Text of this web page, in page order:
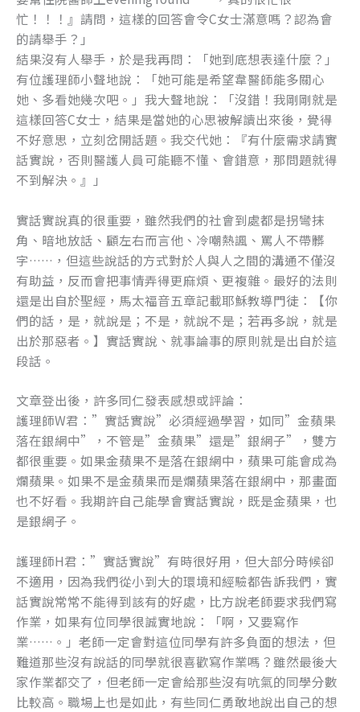
忙！！！』請問，這樣的回答會令C女士滿意嗎？認為會
的請舉手？」
結果沒有人舉手，於是我再問：「她到底想表達什麼？」
有位護理師小聲地說：「她可能是希望韋醫師能多關心
她、多看她幾次吧。」我大聲地說：「沒錯！我剛剛就是
這樣回答C女士，結果是當她的心思被解讀出來後，覺得
不好意思，立刻岔開話題。我交代她：『有什麼需求請實
話實說，否則醫護人員可能聽不懂、會錯意，那問題就得
不到解決。』」
實話實說真的很重要，雖然我們的社會到處都是拐彎抹
角、暗地放話、顧左右而言他、冷嘲熱諷、罵人不帶髒
字……，但這些說話的方式對於人與人之間的溝通不僅沒
有助益，反而會把事情弄得更麻煩、更複雜。最好的法則
還是出自於聖經，馬太福音五章記載耶穌教導門徒：【你
們的話，是，就說是；不是，就說不是；若再多說，就是
出於那惡者。】實話實說、就事論事的原則就是出自於這
段話。
文章登出後，許多同仁發表感想或評論：
護理師W君：”實話實說”必須經過學習，如同”金蘋果
落在銀網中”，不管是”金蘋果”還是”銀網子”，雙方
都很重要。如果金蘋果不是落在銀網中，蘋果可能會成為
爛蘋果。如果不是金蘋果而是爛蘋果落在銀網中，那畫面
也不好看。我期許自己能學會實話實說，既是金蘋果，也
是銀網子。
護理師H君：”實話實說”有時很好用，但大部分時候卻
不適用，因為我們從小到大的環境和經驗都告訴我們，實
話實說常常不能得到該有的好處，比方說老師要求我們寫
作業，如果有位同學很誠實地說：「啊，又要寫作
業……。」老師一定會對這位同學有許多負面的想法，但
難道那些沒有說話的同學就很喜歡寫作業嗎？雖然最後大
家作業都交了，但老師一定會給那些沒有吭氣的同學分數
比較高。職場上也是如此，有些同仁勇敢地說出自己的想